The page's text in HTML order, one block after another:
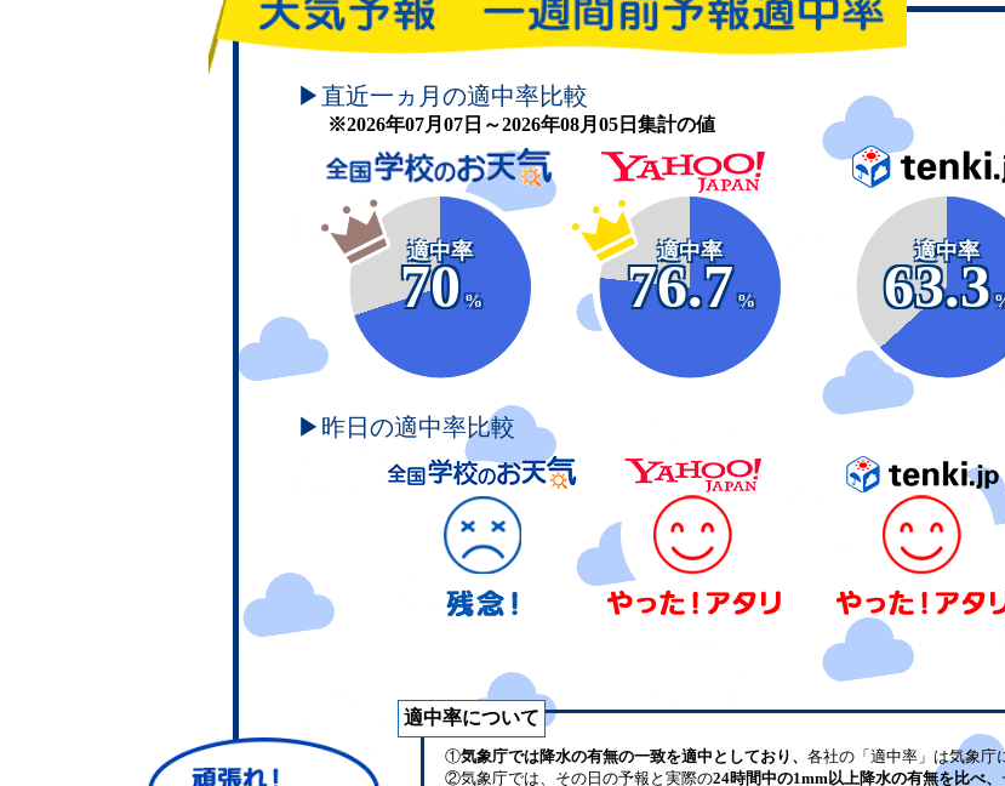
頑張れ！学校のお天気
▶直近一ヵ月の適中率比較
※2026年07月07日～2026年08月05日集計の値
適中率
70
%
適中率
76.7
%
適中率
63.3
▶昨日の適中率比較
適中率について
①気象庁では降水の有無の一致を適中としており、 各社の「適中率」は気象庁
②気象庁では、その日の予報と実際の24時間中の1mm以上降水の有無を比べ、